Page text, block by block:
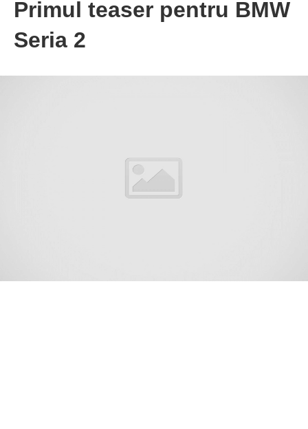
Primul teaser pentru BMW
Seria 2